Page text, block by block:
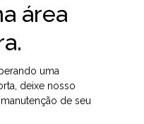
área
uma
deixe nosso
de seu